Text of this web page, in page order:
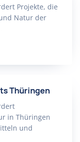
Projekte, die
Natur der
Thüringen
in Thüringen
und